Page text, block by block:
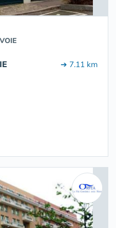
➔ 7.11 km